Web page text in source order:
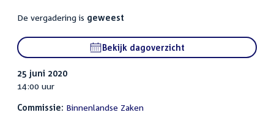
De vergadering is geweest
Bekijk dagoverzicht
25 juni 2020
14:00 uur
Commissie: Binnenlandse Zaken